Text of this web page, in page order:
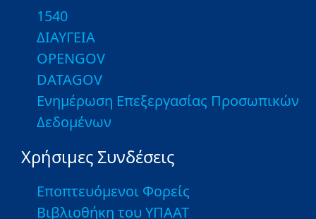
1540
ΔΙΑΥΓΕΙΑ
OPENGOV
DATAGOV
Ενημέρωση Επεξεργασίας Προσωπικών
Δεδομένων
Χρήσιμες Συνδέσεις
Εποπτευόμενοι Φορείς
Βιβλιοθήκη του ΥΠΑΑΤ